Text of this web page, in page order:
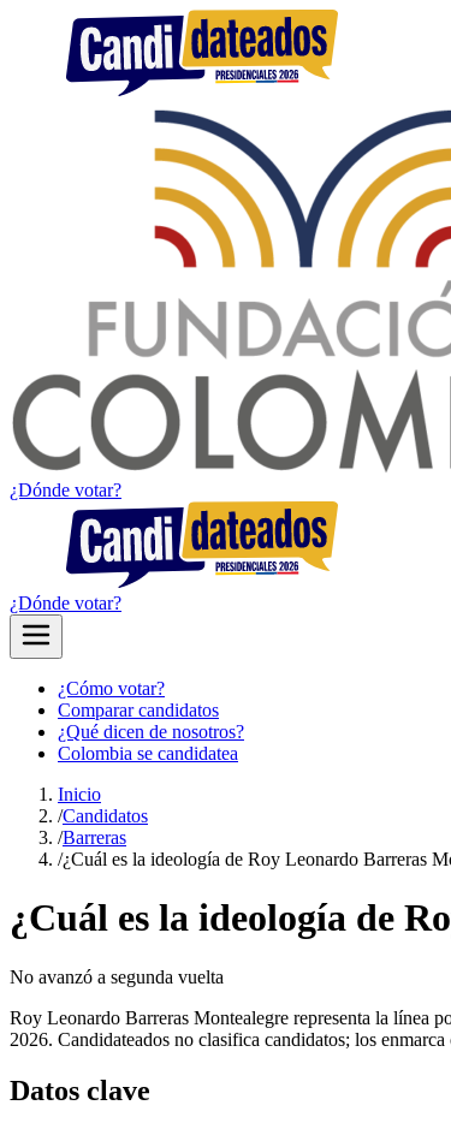
¿Dónde votar?
¿Dónde votar?
¿Cómo votar?
Comparar candidatos
¿Qué dicen de nosotros?
Colombia se candidatea
Inicio
/Candidatos
/Barreras
/¿Cuál es la ideología de Roy Leonardo Barreras
¿Cuál es la ideología de
No avanzó a segunda vuelta
Roy Leonardo Barreras Montealegre representa la línea
2026. Candidateados no clasifica candidatos; los
Datos clave